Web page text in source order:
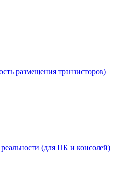
размещения транзисторов)
(для ПК и консолей)